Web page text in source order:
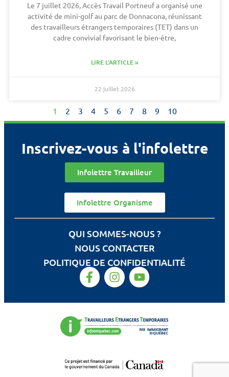
Le 7 juillet 2026, Accès Travail Portneuf a organisé une
activité de mini-golf au parc de Donnacona, réunissant
des travailleurs étrangers temporaires (TET) dans un
cadre convivial favorisant le bien-être,
LIRE L'ARTICLE »
22 juillet 2026
1 2 3 4 5 6 7 8 9 10
Inscrivez-vous à l'infolettre
Infolettre Travailleur
Infolettre Organisme
QUI SOMMES-NOUS ?
NOUS CONTACTER
POLITIQUE DE CONFIDENTIALITÉ